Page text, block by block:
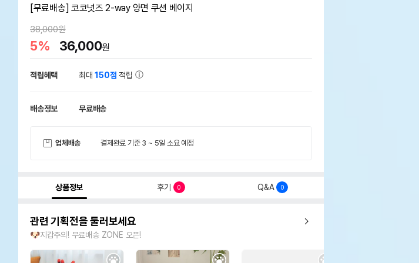
[무료배송] 코코넛즈 2-way 양면 쿠션 베이지
38,000원
5% 36,000원
적립혜택 최대150점 적립
배송정보 무료배송
업체배송 결제완료 기준 3 ~ 5일 소요 예정
상품정보 후기 0 Q&A 0
관련 기획전을 둘러보세요
🐶지갑주의! 무료배송 ZONE 오픈!